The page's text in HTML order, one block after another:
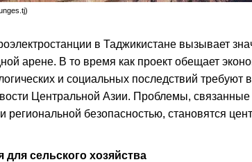
в Таджикистане вызывает
арене. В то время как проект обещает
и социальных последствий требуют
Центральной Азии. Проблемы,
региональной безопасностью, становятся
для сельского хозяйства